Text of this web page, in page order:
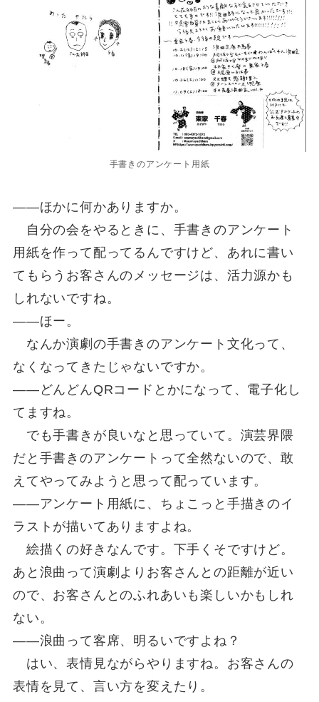
手書きのアンケート用紙
――ほかに何かありますか。
自分の会をやるときに、手書きのアンケート
用紙を作って配ってるんですけど、あれに書い
てもらうお客さんのメッセージは、活力源かも
しれないですね。
――ほー。
なんか演劇の手書きのアンケート文化って、
なくなってきたじゃないですか。
――どんどんQRコードとかになって、電子化し
てますね。
でも手書きが良いなと思っていて。演芸界隈
だと手書きのアンケートって全然ないので、敢
えてやってみようと思って配っています。
――アンケート用紙に、ちょこっと手描きのイ
ラストが描いてありますよね。
絵描くの好きなんです。下手くそですけど。
あと浪曲って演劇よりお客さんとの距離が近い
ので、お客さんとのふれあいも楽しいかもしれ
ない。
――浪曲って客席、明るいですよね？
はい、表情見ながらやりますね。お客さんの
表情を見て、言い方を変えたり。